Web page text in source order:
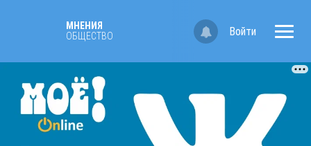
МНЕНИЯ
ОБЩЕСТВО
Войти